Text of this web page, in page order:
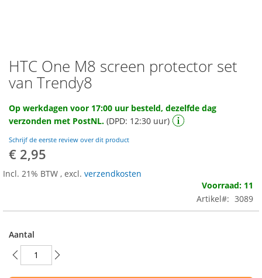
Ga
naar
het
van
de
gallerij
HTC One M8 screen protector set
van Trendy8
Op werkdagen voor 17:00 uur besteld, dezelfde dag
verzonden met PostNL. (DPD: 12:30 uur)
Schrijf de eerste review over dit product
€ 2,95
Incl. 21% BTW , excl. verzendkosten
Voorraad: 11
Artikel
3089
Aantal